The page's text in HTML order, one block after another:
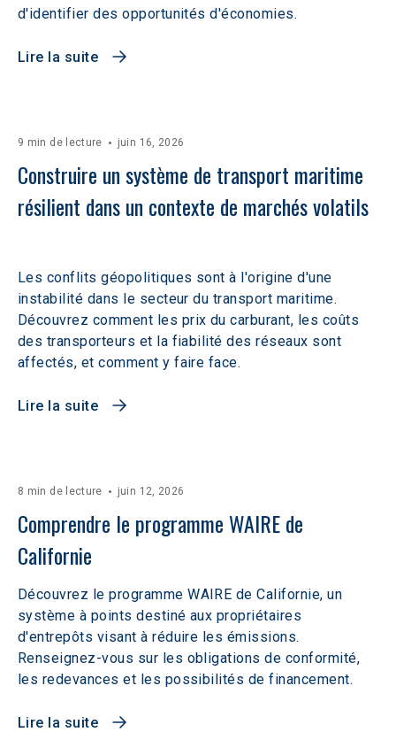
d'identifier des opportunités d'économies.
Lire la suite
9 min de lecture juin 16, 2026
Construire un système de transport maritime
résilient dans un contexte de marchés volatils
Les conflits géopolitiques sont à l'origine d'une
instabilité dans le secteur du transport maritime.
Découvrez comment les prix du carburant, les coûts
des transporteurs et la fiabilité des réseaux sont
affectés, et comment y faire face.
Lire la suite
8 min de lecture juin 12, 2026
Comprendre le programme WAIRE de
Californie
Découvrez le programme WAIRE de Californie, un
système à points destiné aux propriétaires
d'entrepôts visant à réduire les émissions.
Renseignez-vous sur les obligations de conformité,
les redevances et les possibilités de financement.
Lire la suite